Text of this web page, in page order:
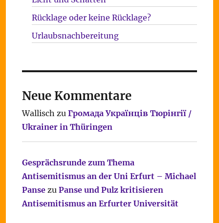
Rücklage oder keine Rücklage?
Urlaubsnachbereitung
Neue Kommentare
Wallisch zu Громада Українців Тюрінгії /
Ukrainer in Thüringen
Gesprächsrunde zum Thema
Antisemitismus an der Uni Erfurt – Michael
Pansezu Panse und Pulz kritisieren
Antisemitismus an Erfurter Universität